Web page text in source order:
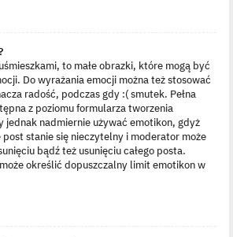
to małe obrazki, które mogą być
Do wyrażania emocji można też stosować
radość, podczas gdy :( smutek. Pełna
z poziomu formularza tworzenia
jednak nadmiernie używać emotikon, gdyż
stanie się nieczytelny i moderator może
bądź też usunięciu całego posta.
określić dopuszczalny limit emotikon w